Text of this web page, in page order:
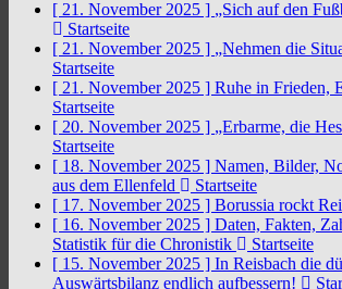
[ 21. November 2025 ] „Sich auf den
Startseite
[ 21. November 2025 ] „Nehmen die
Startseite
[ 21. November 2025 ] Ruhe in Frieden,
Startseite
[ 20. November 2025 ] „Erbarme, die
Startseite
[ 18. November 2025 ] Namen, Bilder,
aus dem Ellenfeld
Startseite
[ 17. November 2025 ] Borussia rockt
[ 16. November 2025 ] Daten, Fakten,
Statistik für die Chronistik
Startseite
[ 15. November 2025 ] In Reisbach die
Auswärtsbilanz endlich aufbessern!